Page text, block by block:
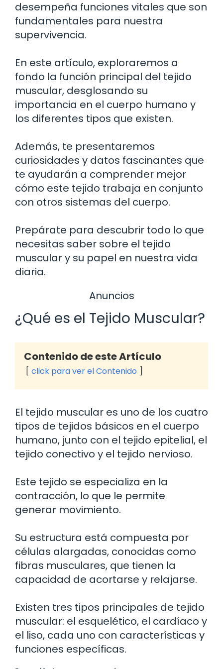
desempeña funciones vitales que son
fundamentales para nuestra
supervivencia.
En este artículo, exploraremos a
fondo la función principal del tejido
muscular, desglosando su
importancia en el cuerpo humano y
los diferentes tipos que existen.
Además, te presentaremos
curiosidades y datos fascinantes que
te ayudarán a comprender mejor
cómo este tejido trabaja en conjunto
con otros sistemas del cuerpo.
Prepárate para descubrir todo lo que
necesitas saber sobre el tejido
muscular y su papel en nuestra vida
diaria.
Anuncios
¿Qué es el Tejido Muscular?
Contenido de este Artículo
click para ver el Contenido
El tejido muscular es uno de los cuatro
tipos de tejidos básicos en el cuerpo
humano, junto con el tejido epitelial, el
tejido conectivo y el tejido nervioso.
Este tejido se especializa en la
contracción, lo que le permite
generar movimiento.
Su estructura está compuesta por
células alargadas, conocidas como
fibras musculares, que tienen la
capacidad de acortarse y relajarse.
Existen tres tipos principales de tejido
muscular: el esquelético, el cardíaco y
el liso, cada uno con características y
funciones específicas.